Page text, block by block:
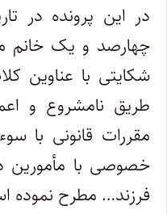
در این پرونده در
چهارصد و یک خانم
شکایتی با عناوین
طریق نامشروع و
مقررات قانونی با
خصوصی با مأمورین
فرزند… مطرح نموده